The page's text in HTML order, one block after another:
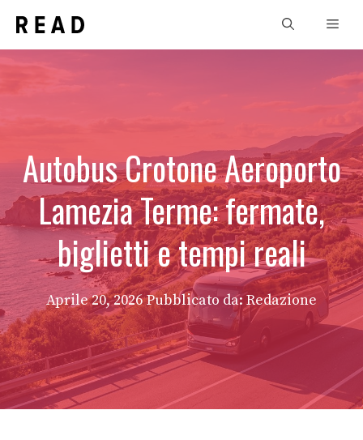
contenuto
Autobus Crotone Aeroporto
Lamezia Terme: fermate,
biglietti e tempi reali
Aprile 20, 2026 Pubblicato da: Redazione